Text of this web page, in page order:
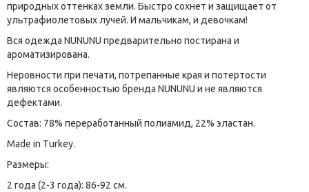
природных оттенках земли. Быстро сохнет и защищает от
ультрафиолетовых лучей. И мальчикам, и девочкам!
Вся одежда NUNUNU предварительно постирана и
ароматизирована.
Неровности при печати, потрепанные края и потертости
являются особенностью бренда NUNUNU и не являются
дефектами.
Состав: 78% переработанный полиамид, 22% эластан.
Made in Turkey.
Размеры:
2 года (2-3 года): 86-92 см.